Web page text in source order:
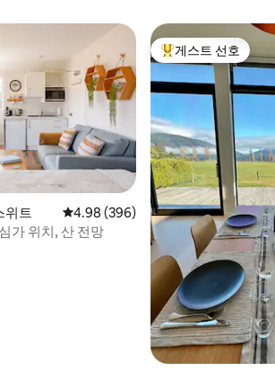
위트 평점 4.98점(5점 만점), 후기 396개
4.98 (396)
가 위치, 산 전망
상위 게스트 선호
게스트 선호